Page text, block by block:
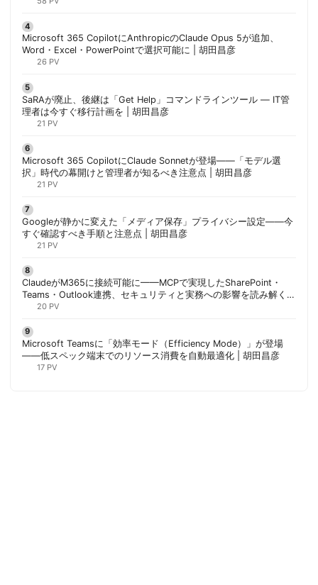
Microsoft 365 CopilotにAnthropicのClaude Opus 5が追加、
Word・Excel・PowerPointで選択可能に | 胡田昌彦
26 PV
SaRAが廃止、後継は「Get Help」コマンドラインツール — IT管
理者は今すぐ移行計画を | 胡田昌彦
21 PV
Microsoft 365 CopilotにClaude Sonnetが登場——「モデル選
択」時代の幕開けと管理者が知るべき注意点 | 胡田昌彦
21 PV
Googleが静かに変えた「メディア保存」プライバシー設定——今
すぐ確認すべき手順と注意点 | 胡田昌彦
21 PV
ClaudeがM365に接続可能に——MCPで実現したSharePoint・
Teams・Outlook連携、セキュリティと実務への影響を読み解く |
胡田昌彦
20 PV
Microsoft Teamsに「効率モード（Efficiency Mode）」が登場
——低スペック端末でのリソース消費を自動最適化 | 胡田昌彦
17 PV